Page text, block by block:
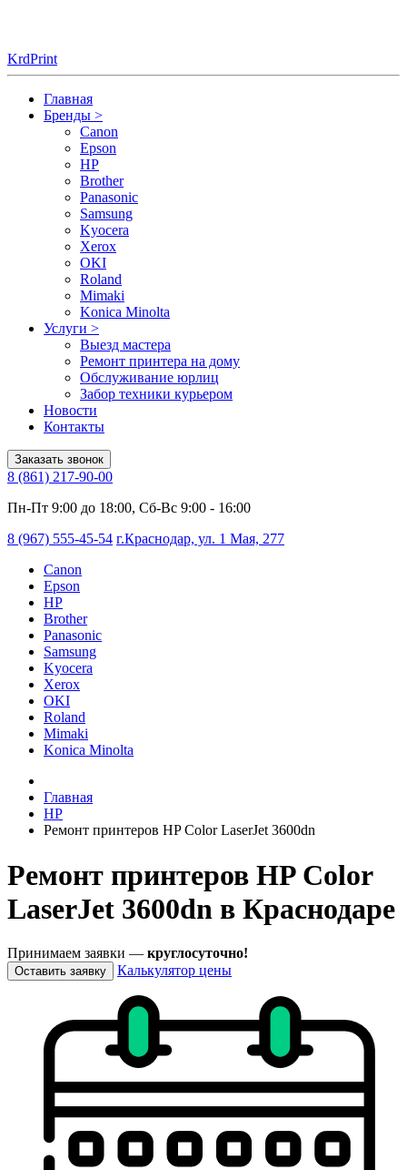
KrdPrint
Главная
Бренды >
Canon
Epson
HP
Brother
Panasonic
Samsung
Kyocera
Xerox
OKI
Roland
Mimaki
Konica Minolta
Услуги >
Выезд мастера
Ремонт принтера на дому
Обслуживание юрлиц
Забор техники курьером
Новости
Контакты
Заказать звонок
8 (861) 217-90-00
Пн-Пт 9:00 до 18:00, Сб-Вс 9:00 - 16:00
8 (967) 555-45-54 г.Краснодар, ул. 1 Мая, 277
Canon
Epson
HP
Brother
Panasonic
Samsung
Kyocera
Xerox
OKI
Roland
Mimaki
Konica Minolta
Главная
HP
Ремонт принтеров HP Color LaserJet 3600dn
Ремонт принтеров HP Color
LaserJet 3600dn в Краснодаре
Принимаем заявки — круглосуточно!
Оставить заявку Калькулятор цены